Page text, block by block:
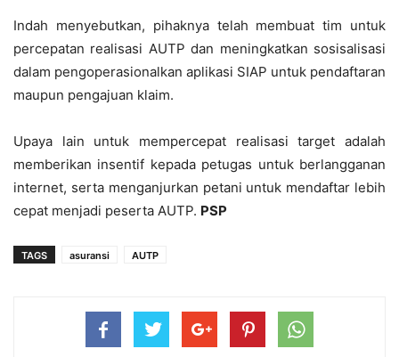
Indah menyebutkan, pihaknya telah membuat tim untuk
percepatan realisasi AUTP dan meningkatkan sosisalisasi
dalam pengoperasionalkan aplikasi SIAP untuk pendaftaran
maupun pengajuan klaim.
Upaya lain untuk mempercepat realisasi target adalah
memberikan insentif kepada petugas untuk berlangganan
internet, serta menganjurkan petani untuk mendaftar lebih
cepat menjadi peserta AUTP. PSP
TAGS asuransi AUTP